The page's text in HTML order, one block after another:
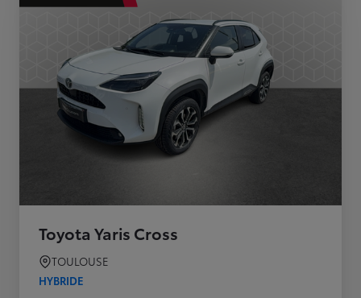
Toyota Yaris Cross
TOULOUSE
HYBRIDE